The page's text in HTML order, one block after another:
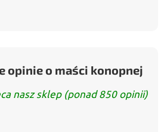
opinie o maści konopnej
nasz sklep (ponad 850 opinii)